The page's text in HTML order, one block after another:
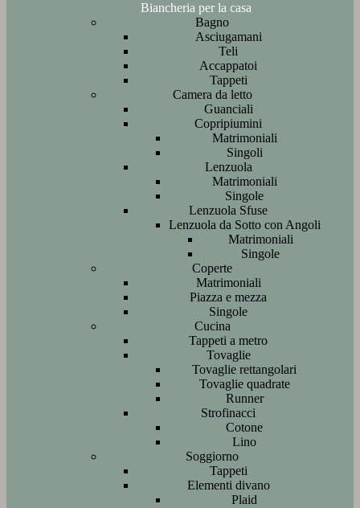
Biancheria per la casa
Bagno
Asciugamani
Teli
Accappatoi
Tappeti
Camera da letto
Guanciali
Copripiumini
Matrimoniali
Singoli
Lenzuola
Matrimoniali
Singole
Lenzuola Sfuse
Lenzuola da Sotto con Angoli
Matrimoniali
Singole
Coperte
Matrimoniali
Piazza e mezza
Singole
Cucina
Tappeti a metro
Tovaglie
Tovaglie rettangolari
Tovaglie quadrate
Runner
Strofinacci
Cotone
Lino
Soggiorno
Tappeti
Elementi divano
Plaid